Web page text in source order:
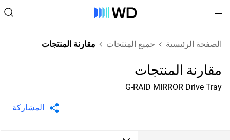
الصفحة الرئيسية جميع المنتجات مقارنة المنتجات
مقارنة المنتجات
G-RAID MIRROR Drive Tray
المشاركة